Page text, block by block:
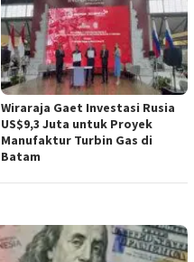
Wiraraja Gaet Investasi Rusia
US$9,3 Juta untuk Proyek
Manufaktur Turbin Gas di
Batam